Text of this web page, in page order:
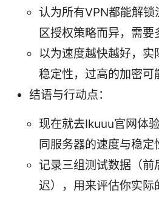
认为所有VPN都能解
区授权策略而异，需要
以为速度越快越好，实
稳定性，过高的加密可
结语与行动点：
现在就去Ikuuu官网体
同服务器的速度与稳定
记录三组测试数据（前
迟），用来评估你实际